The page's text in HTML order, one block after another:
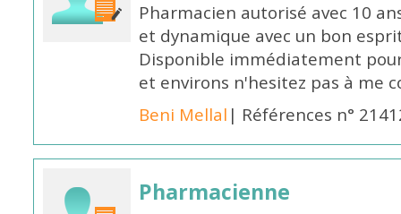
Pharmacien autorisé avec 10
et dynamique avec un bon
Disponible immédiatement
et environs n'hesitez pas à me
Beni Mellal | Références n°
Pharmacienne